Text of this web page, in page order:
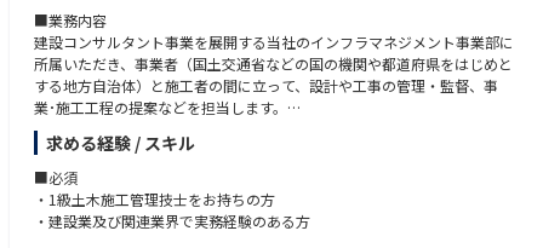
■業務内容
建設コンサルタント事業を展開する当社のインフラマネジメント事業部に
所属いただき、事業者（国土交通省などの国の機関や都道府県をはじめと
する地方自治体）と施工者の間に立って、設計や工事の管理・監督、事
業･施工工程の提案などを担当します。
■魅力ポイント
・風通しのよさ…同社は社員ひとりひとりの働き方・ライフワークバラン
スを重視しています
・挑戦に対する寛容さ…やりたいことを明確に提示できれば、チャレンジ
求める経験 / スキル
■必須
・1級土木施工管理技士をお持ちの方
・建設業及び関連業界で実務経験のある方